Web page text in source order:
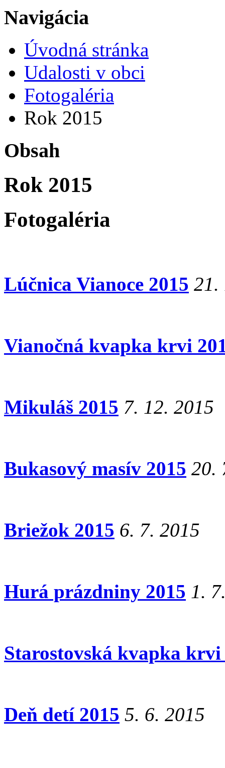
Navigácia
Úvodná stránka
Udalosti v obci
Fotogaléria
Rok 2015
Obsah
Rok 2015
Fotogaléria
Lúčnica Vianoce 2015 21.
Vianočná kvapka krvi
Mikuláš 2015 7. 12. 2015
Bukasový masív 2015 20.
Briežok 2015 6. 7. 2015
Hurá prázdniny 2015 1.
Starostovská kvapka krvi
Deň detí 2015 5. 6. 2015